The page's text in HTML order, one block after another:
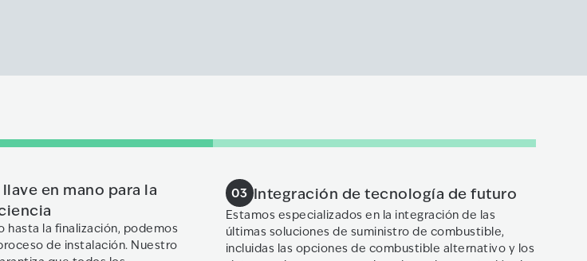
en mano para la
hasta la finalización, podemos
de instalación. Nuestro
03 Integración de tecnología de futuro
Estamos especializados en la integración de las
últimas soluciones de suministro de combustible,
incluidas las opciones de combustible alternativo y los